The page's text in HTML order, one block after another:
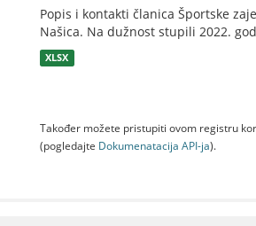
Popis i kontakti članica Športske
Našica. Na dužnost stupili 2022.
XLSX
Također možete pristupiti ovom registru
(pogledajte Dokumenаtаcijа API-jа).